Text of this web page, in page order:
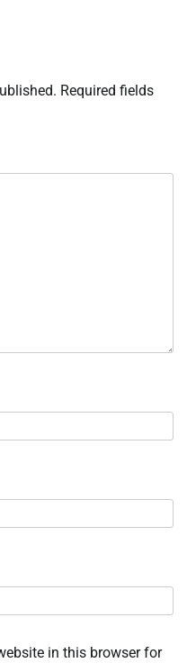
Required fields
in this browser for